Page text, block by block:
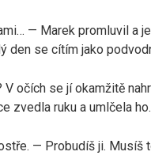
— Marek promluvil a
den se cítím jako
V očích se jí okamžitě
zvedla ruku a umlčela ho.
— Probudíš ji. Musíš